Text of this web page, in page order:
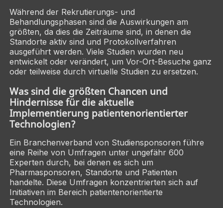
Während der Rekrutierungs- und
Behandlungsphasen sind die Auswirkungen am
größten, da dies die Zeiträume sind, in denen die
Standorte aktiv sind und Protokollverfahren
ausgeführt werden. Viele Studien wurden neu
entwickelt oder verändert, um Vor-Ort-Besuche ganz
oder teilweise durch virtuelle Studien zu ersetzen.
Was sind die größten Chancen und
Hindernisse für die aktuelle
Implementierung patientenorientierter
Technologien?
Ein Branchenverband von Studiensponsoren führe
eine Reihe von Umfragen unter ungefähr 600
Experten durch, bei denen es sich um
Pharmasponsoren, Standorte und Patienten
handelte. Diese Umfragen konzentrierten sich auf
Initiativen im Bereich patientenorientierte
Technologien.